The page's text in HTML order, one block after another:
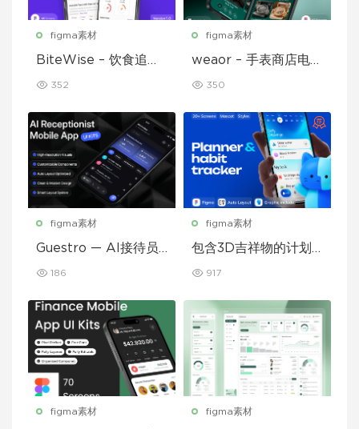
figma素材
BiteWise – 饮食追踪
352
figma素材
weaor – 手表商店电子
350
figma素材
Guestro — AI接待员
186
figma素材
包含3D吉祥物的计划
计UI套件
917
figma素材 figma素材